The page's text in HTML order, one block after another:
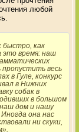
любой
быстро, как
это время: наш
весь
в Гуле, конкурс
в Нижних
собак в
в большом
дом и нашу
она нас
ни скуки,